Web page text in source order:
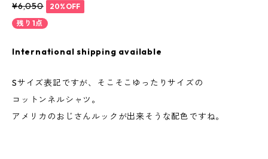
¥6,050
20%OFF
残り1点
International shipping available
Sサイズ表記ですが、そこそこゆったりサイズの
コットンネルシャツ。
アメリカのおじさんルックが出来そうな配色ですね。